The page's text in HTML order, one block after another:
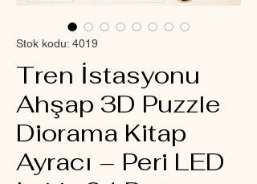
Stok kodu: 4019
Tren İstasyonu
Ahşap 3D Puzzle
Diorama Kitap
Ayracı – Peri LED